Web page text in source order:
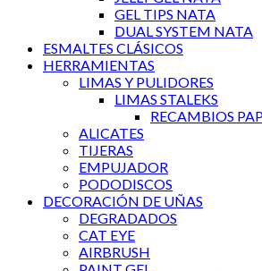
GEL TIPS NATA
DUAL SYSTEM NATA
ESMALTES CLÁSICOS
HERRAMIENTAS
LIMAS Y PULIDORES
LIMAS STALEKS
RECAMBIOS
ALICATES
TIJERAS
EMPUJADOR
PODODISCOS
DECORACIÓN DE UÑAS
DEGRADADOS
CAT EYE
AIRBRUSH